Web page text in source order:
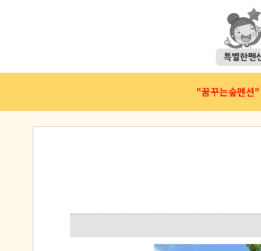
"꿈꾸는숲펜션"